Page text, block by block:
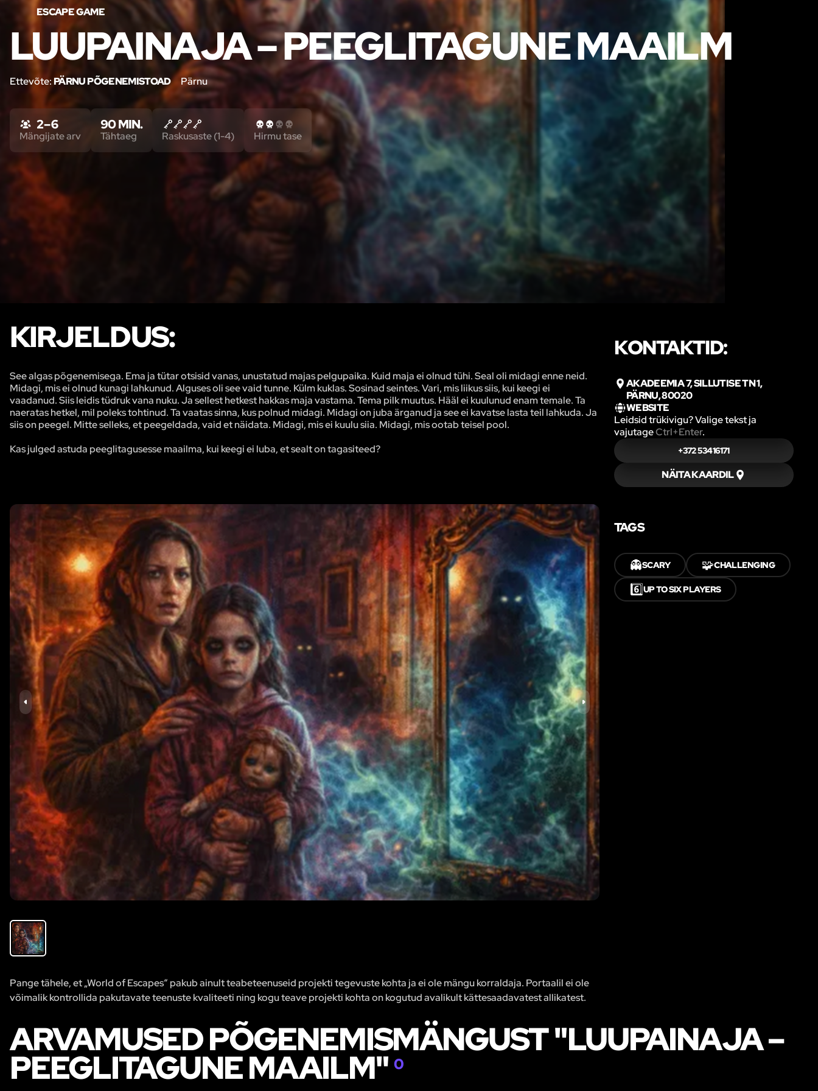
ESCAPE GAME
LUUPAINAJA – PEEGLITAGUNE MAAILM
Ettevõte:PÄRNU PÕGENEMISTOAD Pärnu
2 – 6
Mängijate arv
90 MIN.
Tähtaeg Raskusaste (1-4) Hirmu tase
KIRJELDUS:
See algas põgenemisega. Ema ja tütar otsisid vanas, unustatud majas pelgupaika. Kuid maja ei olnud tühi. Seal oli midagi enne neid.
Midagi, mis ei olnud kunagi lahkunud. Alguses oli see vaid tunne. Külm kuklas. Sosinad seintes. Vari, mis liikus siis, kui keegi ei
vaadanud. Siis leidis tüdruk vana nuku. Ja sellest hetkest hakkas maja vastama. Tema pilk muutus. Hääl ei kuulunud enam temale. Ta
naeratas hetkel, mil poleks tohtinud. Ta vaatas sinna, kus polnud midagi. Midagi on juba ärganud ja see ei kavatse lasta teil lahkuda. Ja
siis on peegel. Mitte selleks, et peegeldada, vaid et näidata. Midagi, mis ei kuulu siia. Midagi, mis ootab teisel pool.
Kas julged astuda peeglitagusesse maailma, kui keegi ei luba, et sealt on tagasiteed?
Pange tähele, et „World of Escapes“ pakub ainult teabeteenuseid projekti tegevuste kohta ja ei ole mängu korraldaja. Portaalil ei ole
võimalik kontrollida pakutavate teenuste kvaliteeti ning kogu teave projekti kohta on kogutud avalikult kättesaadavatest allikatest.
KONTAKTID:
AKADEEMIA 7, SILLUTISE TN 1,
PÄRNU, 80020
WEBSITE
Leidsid trükivigu? Valige tekst ja
vajutageCtrl+Enter.
+372 53416171
NÄITA KAARDIL
TAGS
👻SCARY 🧩CHALLENGING
6️⃣UP TO SIX PLAYERS
ARVAMUSED PÕGENEMISMÄNGUST "LUUPAINAJA –
PEEGLITAGUNE MAAILM"0